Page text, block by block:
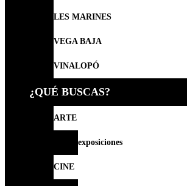
LES MARINES
VEGA BAJA
VINALOPÓ
¿QUÉ BUSCAS?
ARTE
exposiciones
CINE